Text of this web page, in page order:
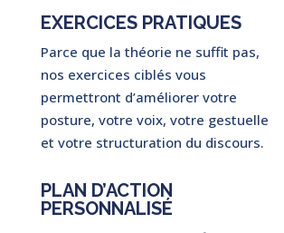
EXERCICES PRATIQUES
Parce que la théorie ne suffit pas,
nos exercices ciblés vous
permettront d’améliorer votre
posture, votre voix, votre gestuelle
et votre structuration du discours.
PLAN D’ACTION
PERSONNALISÉ